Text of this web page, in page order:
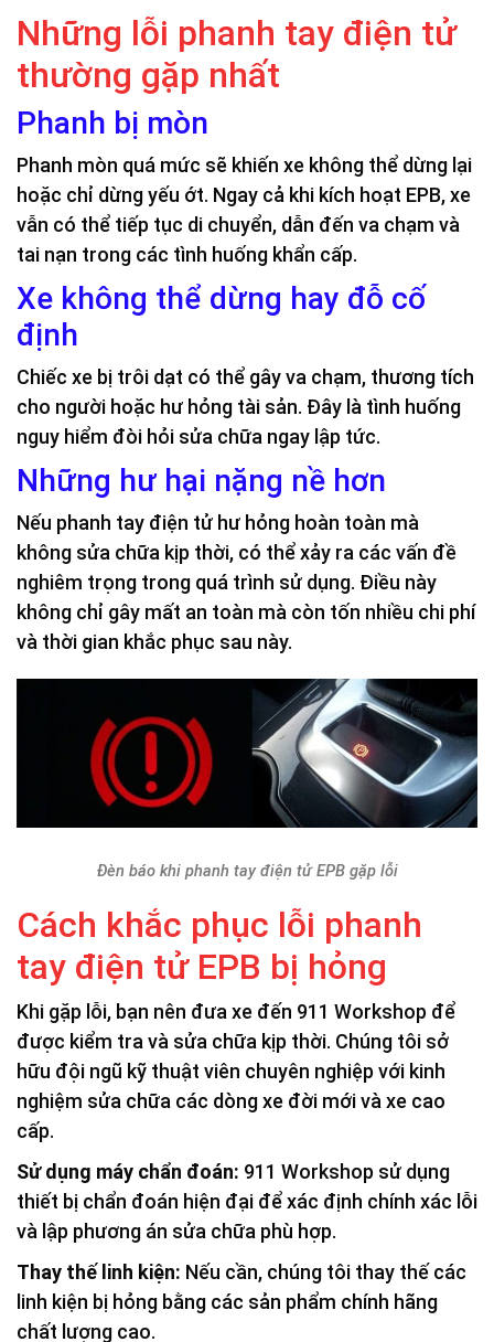
Những lỗi phanh tay điện tử
thường gặp nhất
Phanh bị mòn
Phanh mòn quá mức sẽ khiến xe không thể dừng lại
hoặc chỉ dừng yếu ớt. Ngay cả khi kích hoạt EPB, xe
vẫn có thể tiếp tục di chuyển, dẫn đến va chạm và
tai nạn trong các tình huống khẩn cấp.
Xe không thể dừng hay đỗ cố
định
Chiếc xe bị trôi dạt có thể gây va chạm, thương tích
cho người hoặc hư hỏng tài sản. Đây là tình huống
nguy hiểm đòi hỏi sửa chữa ngay lập tức.
Những hư hại nặng nề hơn
Nếu phanh tay điện tử hư hỏng hoàn toàn mà
không sửa chữa kịp thời, có thể xảy ra các vấn đề
nghiêm trọng trong quá trình sử dụng. Điều này
không chỉ gây mất an toàn mà còn tốn nhiều chi phí
và thời gian khắc phục sau này.
Đèn báo khi phanh tay điện tử EPB gặp lỗi
Cách khắc phục lỗi phanh
tay điện tử EPB bị hỏng
Khi gặp lỗi, bạn nên đưa xe đến 911 Workshop để
được kiểm tra và sửa chữa kịp thời. Chúng tôi sở
hữu đội ngũ kỹ thuật viên chuyên nghiệp với kinh
nghiệm sửa chữa các dòng xe đời mới và xe cao
cấp.
Sử dụng máy chẩn đoán: 911 Workshop sử dụng
thiết bị chẩn đoán hiện đại để xác định chính xác lỗi
và lập phương án sửa chữa phù hợp.
Thay thế linh kiện: Nếu cần, chúng tôi thay thế các
linh kiện bị hỏng bằng các sản phẩm chính hãng
chất lượng cao.